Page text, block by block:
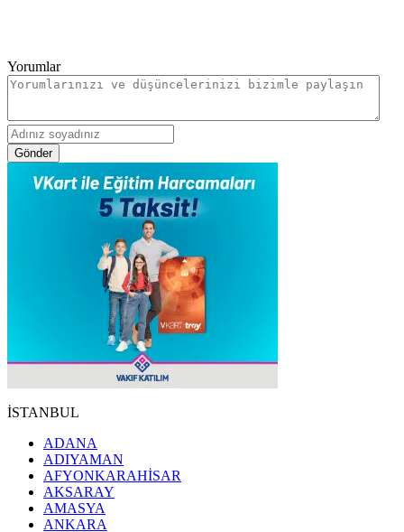
Yorumlar
Gönder
İSTANBUL
ADANA
ADIYAMAN
AFYONKARAHİSAR
AKSARAY
AMASYA
ANKARA